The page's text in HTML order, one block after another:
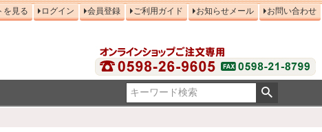
を見る ログイン 会員登録 ご利用ガイド お知らせメール お問い合わせ